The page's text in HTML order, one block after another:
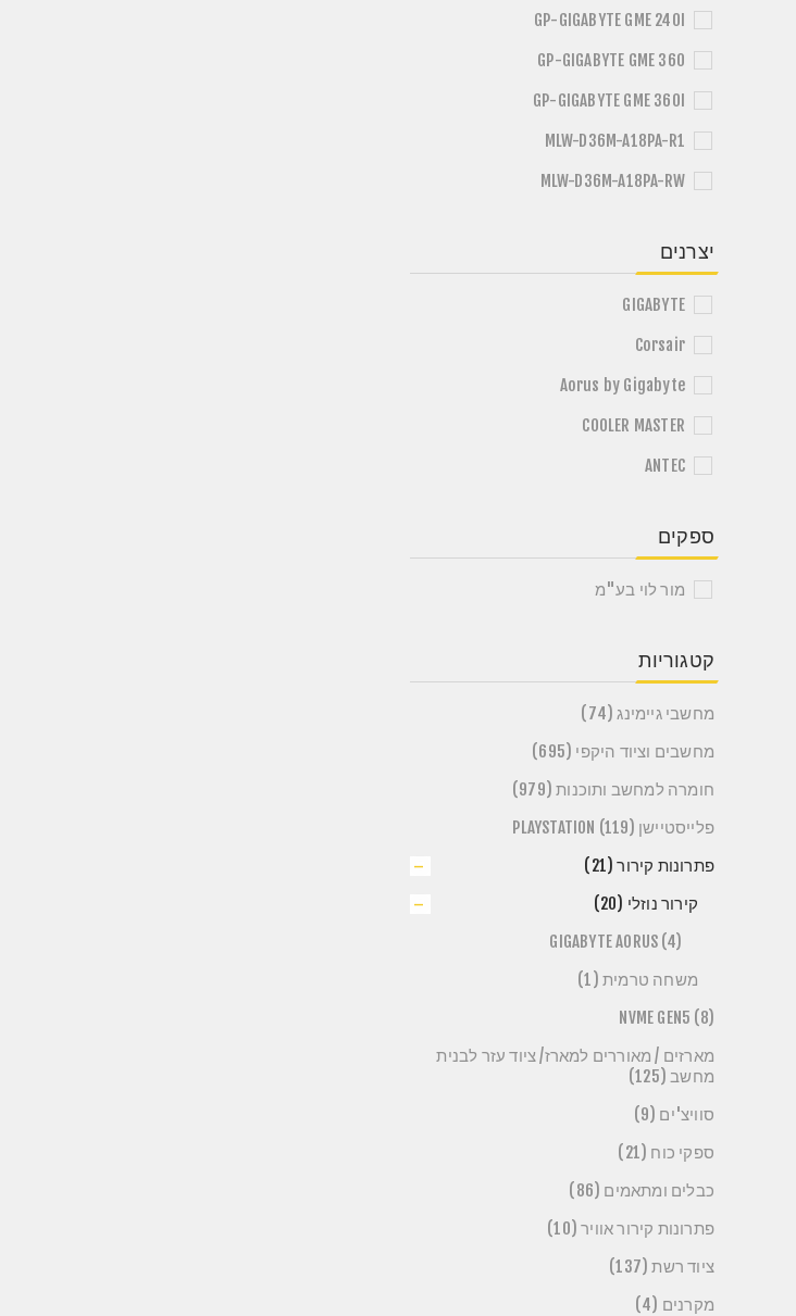
GP-GIGABYTE GME 240I
GP-GIGABYTE GME 360
GP-GIGABYTE GME 360I
MLW-D36M-A18PA-R1
MLW-D36M-A18PA-RW
יצרנים
GIGABYTE
Corsair
Aorus by Gigabyte
COOLER MASTER
ANTEC
ספקים
מור לוי בע"מ
קטגוריות
מחשבי גיימינג (74)
מחשבים וציוד היקפי (695)
חומרה למחשב ותוכנות (979)
פלייסטיישן PLAYSTATION (119)
פתרונות קירור (21)
קירור נוזלי (20)
GIGABYTE AORUS (4)
משחה טרמית (1)
NVME GEN5 (8)
מארזים / מאוררים למארז/ ציוד עזר לבנית
מחשב (125)
סוויצ'ים (9)
ספקי כוח (21)
כבלים ומתאמים (86)
פתרונות קירור אוויר (10)
ציוד רשת (137)
מקרנים (4)